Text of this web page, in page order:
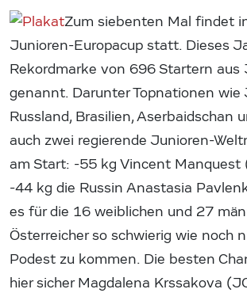
Zum siebenten Mal findet
Junioren-Europacup statt. Dieses
Rekordmarke von 696 Startern aus
genannt. Darunter Topnationen wie
Russland, Brasilien, Aserbaidschan
auch zwei regierende Junioren-
am Start: -55 kg Vincent Manquest
-44 kg die Russin Anastasia
es für die 16 weiblichen und 27
Österreicher so schwierig wie noch
Podest zu kommen. Die besten
hier sicher Magdalena Krssakova